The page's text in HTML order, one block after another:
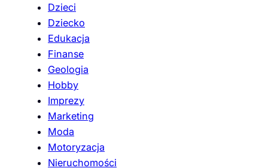
Dzieci
Dziecko
Edukacja
Finanse
Geologia
Hobby
Imprezy
Marketing
Moda
Motoryzacja
Nieruchomości